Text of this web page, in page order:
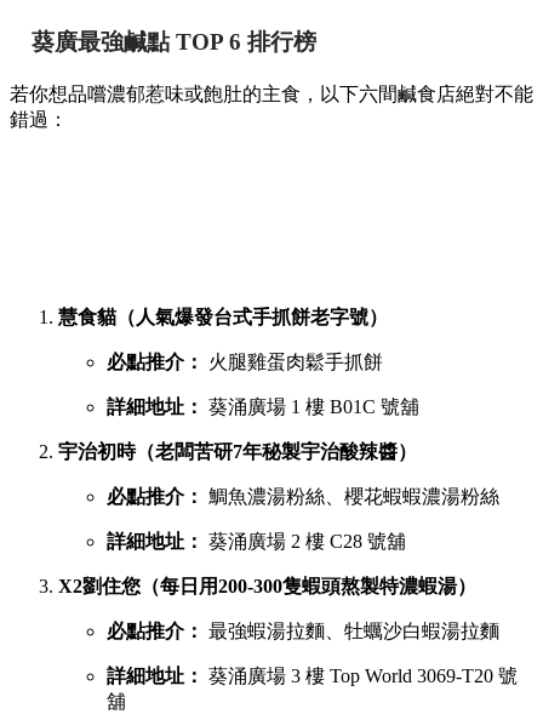
葵廣最強鹹點 TOP 6 排行榜
若你想品嚐濃郁惹味或飽肚的主食，以下六間鹹食店絕對不能
錯過：
慧食貓（人氣爆發台式手抓餅老字號）
必點推介： 火腿雞蛋肉鬆手抓餅
詳細地址： 葵涌廣場 1 樓 B01C 號舖
宇治初時（老闆苦研7年秘製宇治酸辣醬）
必點推介： 鯛魚濃湯粉絲、櫻花蝦蝦濃湯粉絲
詳細地址： 葵涌廣場 2 樓 C28 號舖
X2劉住您（每日用200-300隻蝦頭熬製特濃蝦湯）
必點推介： 最強蝦湯拉麵、牡蠣沙白蝦湯拉麵
詳細地址： 葵涌廣場 3 樓 Top World 3069-T20 號
舖